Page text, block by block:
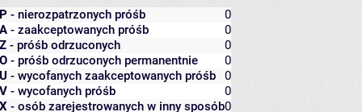
P - nierozpatrzonych próśb
0
A - zaakceptowanych próśb
0
Z - próśb odrzuconych
0
O - próśb odrzuconych permanentnie
0
U - wycofanych zaakceptowanych próśb
0
V - wycofanych próśb
0
X - osób zarejestrowanych w inny sposób0